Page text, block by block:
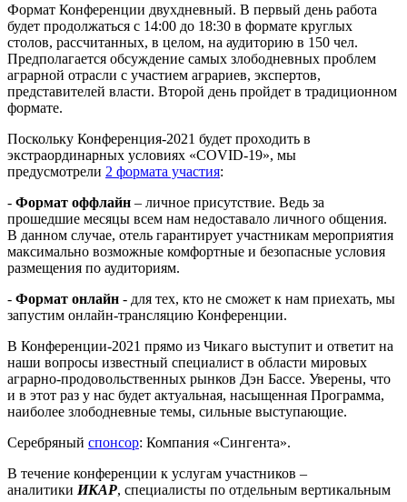
Формат Конференции двухдневный. В первый день работа
будет продолжаться с 14:00 до 18:30 в формате круглых
столов, рассчитанных, в целом, на аудиторию в 150 чел.
Предполагается обсуждение самых злободневных проблем
аграрной отрасли с участием аграриев, экспертов,
представителей власти. Второй день пройдет в традиционном
формате.
Поскольку Конференция-2021 будет проходить в
экстраординарных условиях «COVID-19», мы
предусмотрели 2 формата участия:
- Формат оффлайн – личное присутствие. Ведь за
прошедшие месяцы всем нам недоставало личного общения.
В данном случае, отель гарантирует участникам мероприятия
максимально возможные комфортные и безопасные условия
размещения по аудиториям.
- Формат онлайн - для тех, кто не сможет к нам приехать, мы
запустим онлайн-трансляцию Конференции.
В Конференции-2021 прямо из Чикаго выступит и ответит на
наши вопросы известный специалист в области мировых
аграрно-продовольственных рынков Дэн Бассе. Уверены, что
и в этот раз у нас будет актуальная, насыщенная Программа,
наиболее злободневные темы, сильные выступающие.
Серебряный спонсор: Компания «Сингента».
В течение конференции к услугам участников –
аналитики ИКАР, специалисты по отдельным вертикальным